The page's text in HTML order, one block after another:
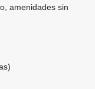
amenidades sin